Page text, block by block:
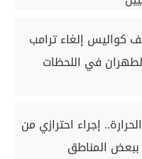
كواليس إلغاء ترامب
في اللحظات
إجراء احترازي من
المناطق